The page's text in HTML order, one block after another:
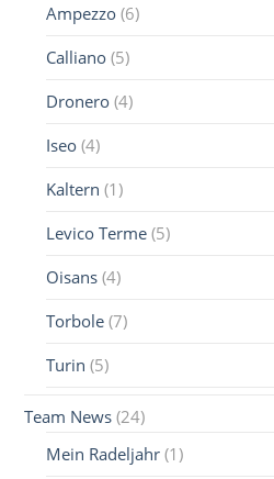
Ampezzo (6)
Calliano (5)
Dronero (4)
Iseo (4)
Kaltern (1)
Levico Terme (5)
Oisans (4)
Torbole (7)
Turin (5)
Team News (24)
Mein Radeljahr (1)